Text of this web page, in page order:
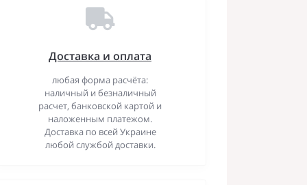
Доставка и оплата
любая форма расчёта:
наличный и безналичный
расчет, банковской картой и
наложенным платежом.
Доставка по всей Украине
любой службой доставки.